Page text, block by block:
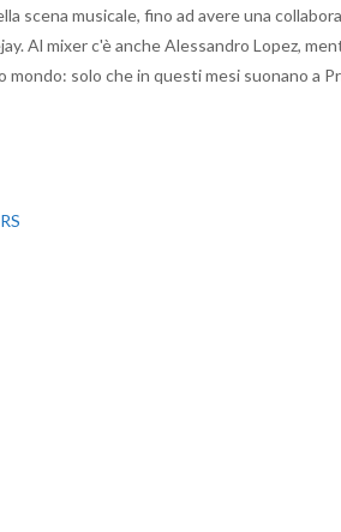
scena musicale, fino ad avere una
Al mixer c'è anche Alessandro Lopez,
solo che in questi mesi suonano a